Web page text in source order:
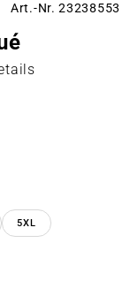
Art.-Nr. 23238553
NICHT
IST ZURZEIT NICHT
5XL